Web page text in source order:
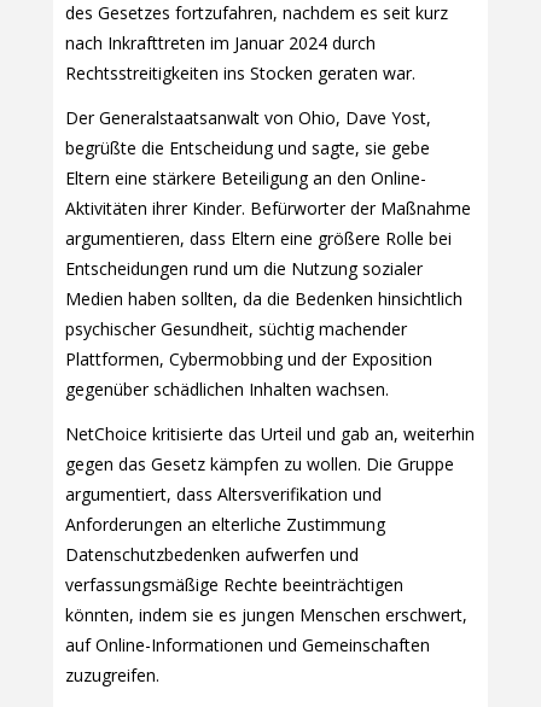
des Gesetzes fortzufahren, nachdem es seit kurz
nach Inkrafttreten im Januar 2024 durch
Rechtsstreitigkeiten ins Stocken geraten war.
Der Generalstaatsanwalt von Ohio, Dave Yost,
begrüßte die Entscheidung und sagte, sie gebe
Eltern eine stärkere Beteiligung an den Online-
Aktivitäten ihrer Kinder. Befürworter der Maßnahme
argumentieren, dass Eltern eine größere Rolle bei
Entscheidungen rund um die Nutzung sozialer
Medien haben sollten, da die Bedenken hinsichtlich
psychischer Gesundheit, süchtig machender
Plattformen, Cybermobbing und der Exposition
gegenüber schädlichen Inhalten wachsen.
NetChoice kritisierte das Urteil und gab an, weiterhin
gegen das Gesetz kämpfen zu wollen. Die Gruppe
argumentiert, dass Altersverifikation und
Anforderungen an elterliche Zustimmung
Datenschutzbedenken aufwerfen und
verfassungsmäßige Rechte beeinträchtigen
könnten, indem sie es jungen Menschen erschwert,
auf Online-Informationen und Gemeinschaften
zuzugreifen.